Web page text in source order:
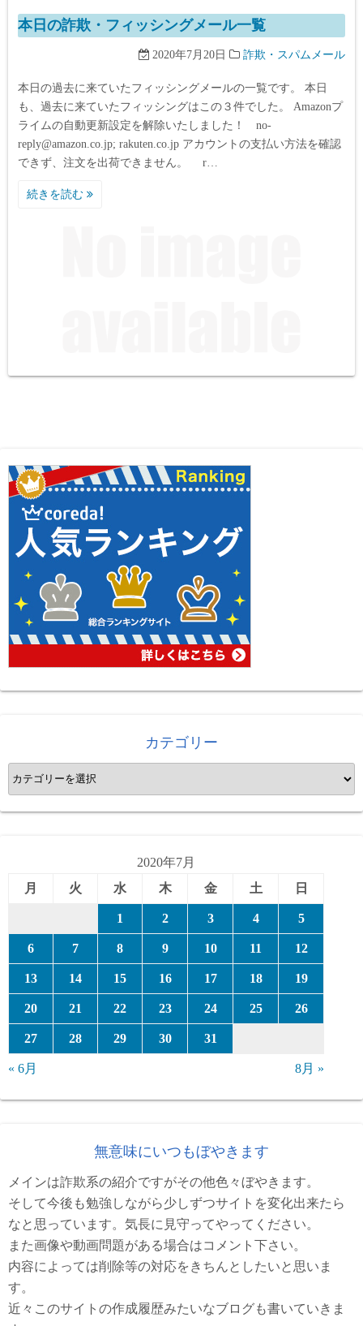
本日の詐欺・フィッシングメール一覧
2020年7月20日 詐欺・スパムメール
本日の過去に来ていたフィッシングメールの一覧です。 本日
も、過去に来ていたフィッシングはこの３件でした。 Amazonプ
ライムの自動更新設定を解除いたしました！ no-
reply@amazon.co.jp; rakuten.co.jp アカウントの支払い方法を確認
できず、注文を出荷できません。 r…
続きを読む
カテゴリー
カ
テ
ゴ
2020年7月
月
火 水 木 金 土 日
1 2 3 4 5
6 7 8 9 10 11 12
13 14 15 16 17 18 19
20 21 22 23 24 25 26
27 28 29 30 31
« 6月 8月 »
無意味にいつもぼやきます
メインは詐欺系の紹介ですがその他色々ぼやきます。
そして今後も勉強しながら少しずつサイトを変化出来たら
なと思っています。気長に見守ってやってください。
また画像や動画問題がある場合はコメント下さい。
内容によっては削除等の対応をきちんとしたいと思いま
す。
近々このサイトの作成履歴みたいなブログも書いていきま